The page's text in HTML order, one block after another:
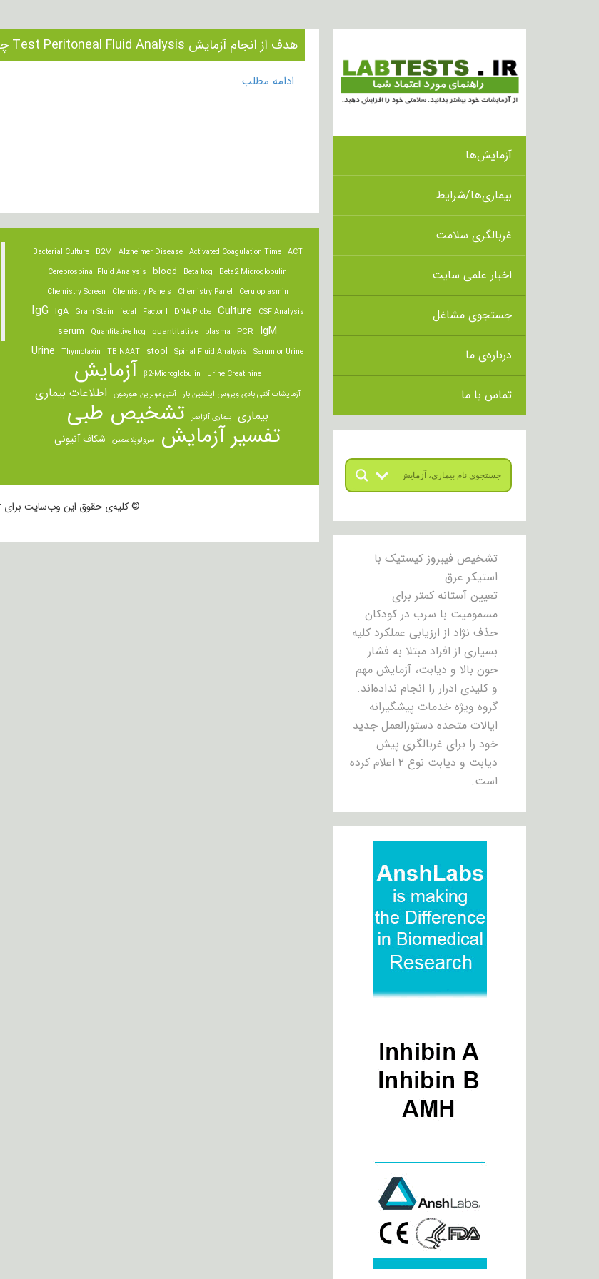
آزمایش‌ها
بیماری‌ها/شرایط
غربالگری سلامت
اخبار علمی سایت
جستجوی مشاغل
درباره‌ی ما
تماس با ما
تشخیص فیبروز کیستیک با
استیکر عرق
تعیین آستانه کمتر برای
مسمومیت با سرب در کودکان
حذف نژاد از ارزیابی عملکرد کلیه
بسیاری از افراد مبتلا به فشار
خون بالا و دیابت، آزمایش مهم
و کلیدی ادرار را انجام نداده‌اند.
گروه ویژه خدمات پیشگیرانه
ایالات متحده دستورالعمل جدید
خود را برای غربالگری پیش
دیابت و دیابت نوع ۲ اعلام کرده
است.
هدف از انجام آزمایش Test Peritoneal Fluid Analysis چیست؟
ادامه مطلب
ACT
Activated Coagulation Time
Alzheimer Disease
B2M
Bacterial Culture
Beta2 Microglobulin
Beta hcg
blood
Cerebrospinal Fluid Analysis
Ceruloplasmin
Chemistry Panel
Chemistry Panels
Chemistry Screen
CSF Analysis
Culture
DNA Probe
Factor I
fecal
Gram Stain
IgA
IgG
IgM
PCR
plasma
quantitative
Quantitative hcg
serum
Serum or Urine
Spinal Fluid Analysis
stool
TB NAAT
Thymotaxin
Urine
Urine Creatinine
β2-Microglobulin آزمایش
آزمایشات آنتی بادی ویروس اپشتین بار آنتی مولرین هورمون اطلاعات بیماری
بیماری بیماری آلزایمر تشخیص طبی
تفسیر آزمایش سرولوپلاسمین شکاف آنیونی
© کلیه‌ی حقوق این وب‌سایت برای LabTests.ir محفوظ است.